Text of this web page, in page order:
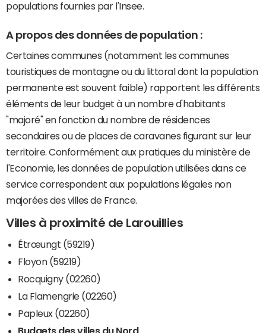
populations fournies par l'Insee.
A propos des données de population :
Certaines communes (notamment les communes
touristiques de montagne ou du littoral dont la population
permanente est souvent faible) rapportent les différents
éléments de leur budget à un nombre d'habitants
"majoré" en fonction du nombre de résidences
secondaires ou de places de caravanes figurant sur leur
territoire. Conformément aux pratiques du ministère de
l'Economie, les données de population utilisées dans ce
service correspondent aux populations légales non
majorées des villes de France.
Villes à proximité de Larouillies
Étrœungt (59219)
Floyon (59219)
Rocquigny (02260)
La Flamengrie (02260)
Papleux (02260)
Budgets des villes du Nord